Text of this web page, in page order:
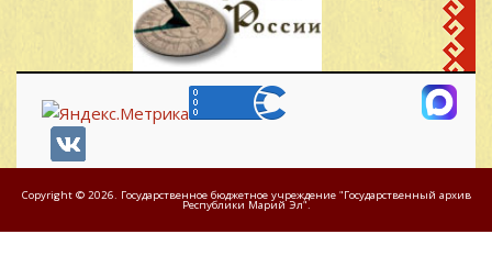
Copyright © 2026. Государственное бюджетное учреждение "Государственный архив
Республики Марий Эл".